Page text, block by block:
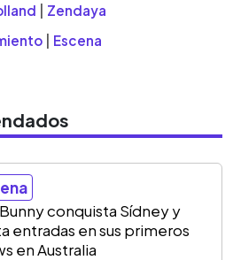
Zendaya
Escena
conquista Sídney y
entradas en sus primeros
en Australia